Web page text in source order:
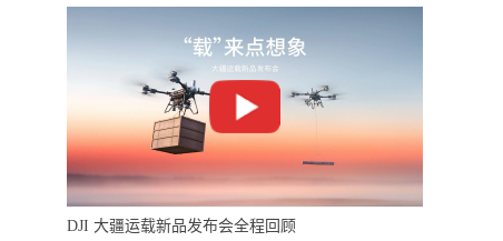
DJI 大疆运载新品发布会全程回顾